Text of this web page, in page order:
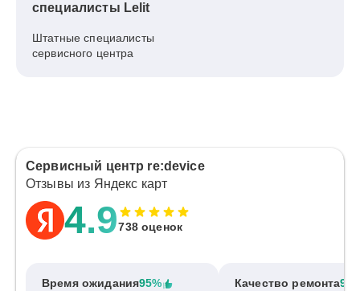
специалисты Lelit
Штатные специалисты
сервисного центра
Сервисный центр re:device
Отзывы из Яндекс карт
4.9738 оценок
Время ожидания95%
Качество ремонта